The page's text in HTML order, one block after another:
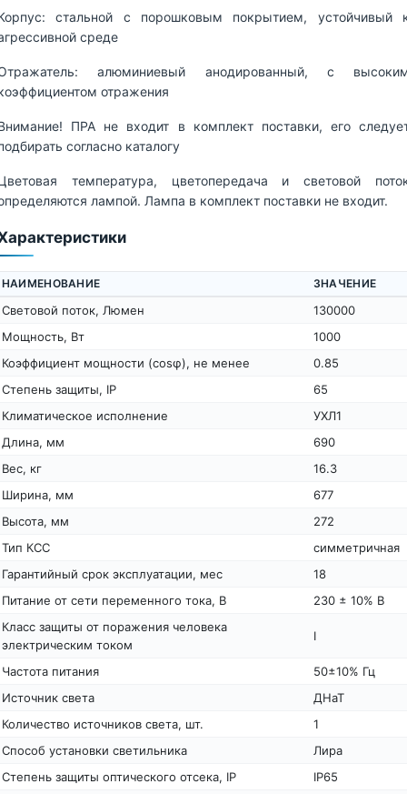
стальной с порошковым покрытием, устойчивый
среде
алюминиевый анодированный, с
отражения
ПРА не входит в комплект поставки, его
согласно каталогу
температура, цветопередача и световой
лампой. Лампа в комплект поставки не входит.
НАИМЕНОВАНИЕ ЗНАЧЕНИЕ
Световой поток, Люмен
130000
Мощность, Вт
1000
Коэффициент мощности (cosφ), не менее
0.85
Степень защиты, IP
65
Климатическое исполнение
УХЛ1
Длина, мм
690
Вес, кг
16.3
Ширина, мм
677
Высота, мм
272
Тип КСС
симметричная
Гарантийный срок эксплуатации, мес
18
Питание от сети переменного тока, В
230 ± 10% В
Класс защиты от поражения человека
электрическим током
I
Частота питания
50±10% Гц
Источник света
ДНаТ
Количество источников света, шт.
1
Способ установки светильника
Лира
Степень защиты оптического отсека, IP
IP65